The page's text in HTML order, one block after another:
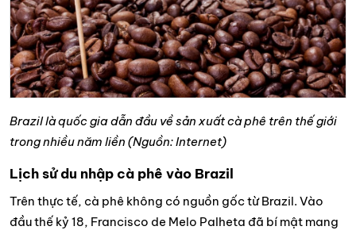
Brazil là quốc gia dẫn đầu về sản xuất cà phê trên thế giới
trong nhiều năm liền (Nguồn: Internet)
Lịch sử du nhập cà phê vào Brazil
Trên thực tế, cà phê không có nguồn gốc từ Brazil. Vào
đầu thế kỷ 18, Francisco de Melo Palheta đã bí mật mang